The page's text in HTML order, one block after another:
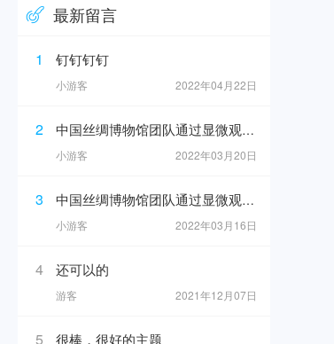
最新留言
1 钉钉钉钉
小游客 2022年04月22日
2 中国丝绸博物馆团队通过显微观察在4号坑灰烬中发现纺织品痕迹
小游客 2022年03月20日
3 中国丝绸博物馆团队通过显微观察在4号坑灰烬中发现纺织品痕迹
小游客 2022年03月16日
4 还可以的
游客 2021年12月07日
5 很棒，很好的主题